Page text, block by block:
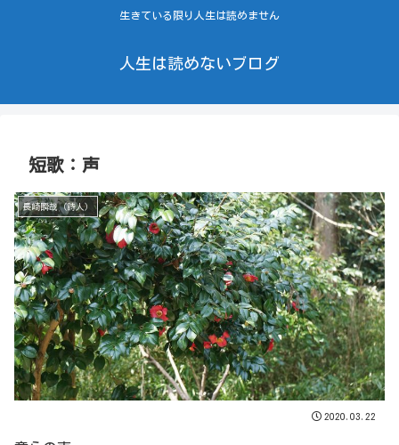
生きている限り人生は読めません
人生は読めないブログ
短歌：声
長崎瞬哉（詩人）
2020.03.22